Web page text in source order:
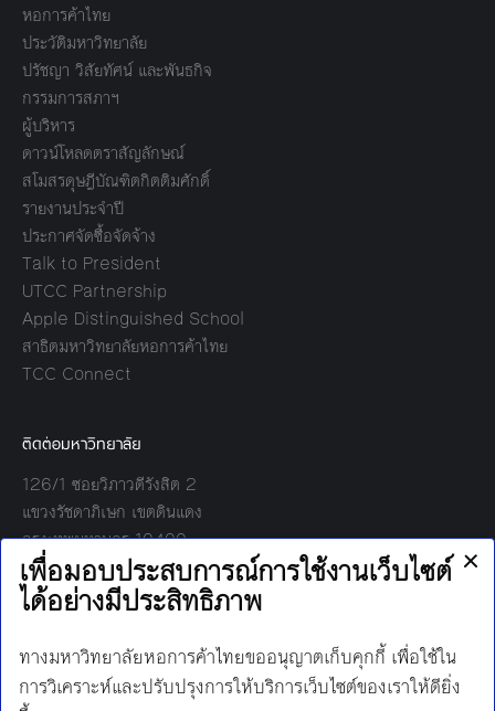
หอการค้าไทย
ประวัติมหาวิทยาลัย
ปรัชญา วิสัยทัศน์ และพันธกิจ
กรรมการสภาฯ
ผู้บริหาร
ดาวน์โหลดตราสัญลักษณ์
สโมสรดุษฎีบัณฑิตกิตติมศักดิ์
รายงานประจำปี
ประกาศจัดซื้อจัดจ้าง
Talk to President
UTCC Partnership
Apple Distinguished School
สาธิตมหาวิทยาลัยหอการค้าไทย
TCC Connect
ติดต่อมหาวิทยาลัย
126/1 ซอยวิภาวดีรังสิต 2
แขวงรัชดาภิเษก เขตดินแดง
กรุงเทพมหานคร 10400
โทร:
02-697-6000
เวลาทำการ:
8.30 - 17.00